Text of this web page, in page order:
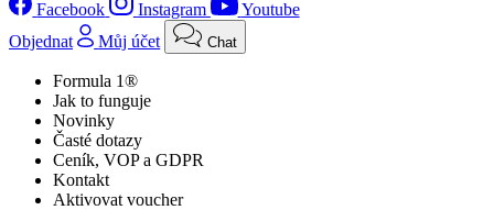
Facebook Instagram
Youtube
Objednat
Můj účet Chat
Formula 1®
Jak to funguje
Novinky
Časté dotazy
Ceník, VOP a GDPR
Kontakt
Aktivovat voucher